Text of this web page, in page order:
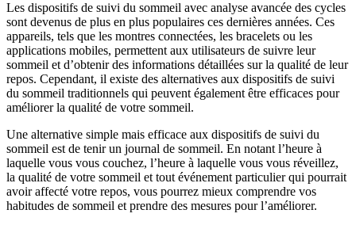
Les dispositifs de suivi du sommeil avec analyse avancée des cycles
sont devenus de plus en plus populaires ces dernières années. Ces
appareils, tels que les montres connectées, les bracelets ou les
applications mobiles, permettent aux utilisateurs de suivre leur
sommeil et d’obtenir des informations détaillées sur la qualité de leur
repos. Cependant, il existe des alternatives aux dispositifs de suivi
du sommeil traditionnels qui peuvent également être efficaces pour
améliorer la qualité de votre sommeil.
Une alternative simple mais efficace aux dispositifs de suivi du
sommeil est de tenir un journal de sommeil. En notant l’heure à
laquelle vous vous couchez, l’heure à laquelle vous vous réveillez,
la qualité de votre sommeil et tout événement particulier qui pourrait
avoir affecté votre repos, vous pourrez mieux comprendre vos
habitudes de sommeil et prendre des mesures pour l’améliorer.